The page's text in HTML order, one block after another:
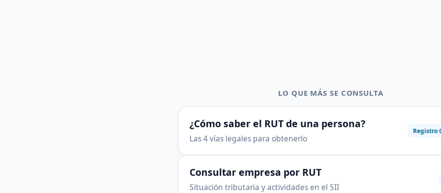
LO QUE MÁS SE CONSULTA
¿Cómo saber el RUT de una persona?
Las 4 vías legales para obtenerlo
Registro
Consultar empresa por RUT
Situación tributaria y actividades en el SII